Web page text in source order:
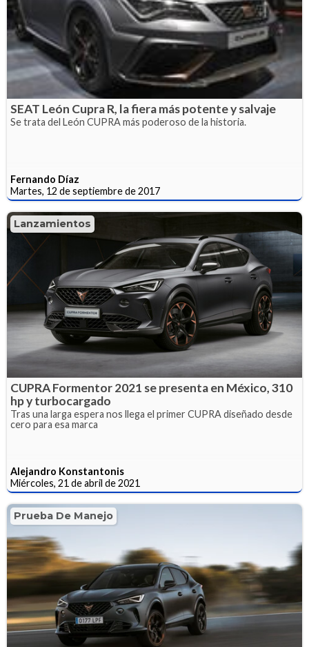
SEAT León Cupra R, la fiera más potente y salvaje
Se trata del León CUPRA más poderoso de la historia.
Fernando Díaz
Martes, 12 de septiembre de 2017
Lanzamientos
CUPRA Formentor 2021 se presenta en México, 310
hp y turbocargado
Tras una larga espera nos llega el primer CUPRA diseñado desde
cero para esa marca
Alejandro Konstantonis
Miércoles, 21 de abril de 2021
Prueba De Manejo